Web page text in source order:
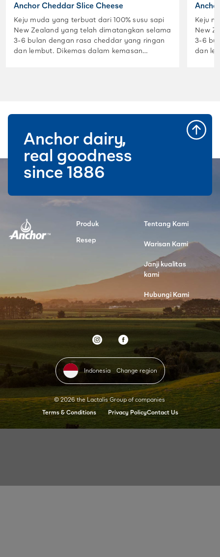
Anchor Cheddar Slice Cheese
Keju muda yang terbuat dari 100% susu sapi
New Zealand yang telah dimatangkan selama
3-6 bulan dengan rasa cheddar yang ringan
dan lembut. Dikemas dalam kemasan
Keju
New
3-6
dan
Produk
Resep
Tentang Kami
Warisan Kami
Janji kualitas
kami
Hubungi Kami
Indonesia Change region
© 2026 the Lactalis Group of companies
Terms & Conditions
Privacy PolicyContact Us
Anchor dairy,
real goodness
since 1886